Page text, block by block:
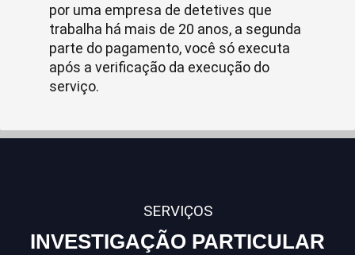
por uma empresa de detetives que
trabalha há mais de 20 anos, a segunda
parte do pagamento, você só executa
após a verificação da execução do
serviço.
SERVIÇOS
INVESTIGAÇÃO PARTICULAR